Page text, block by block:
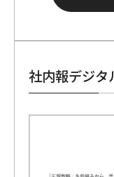
社内報デジタ